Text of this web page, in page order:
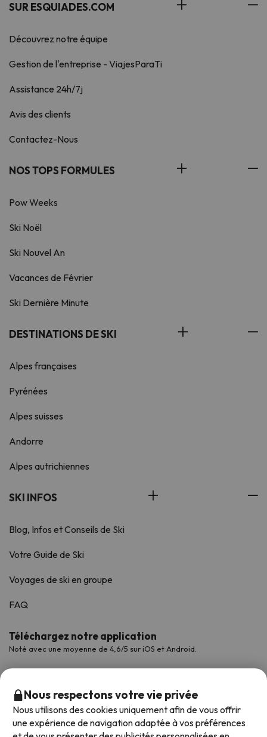
SUR ESQUIADES.COM
Découvrez notre équipe
Gestion de l'entreprise - ViajesParaTi
Assistance 24h/7j
Avis des clients
Contactez-Nous
NOS TOPS FORMULES
Pow Weeks
Ski Noël
Ski Nouvel An
Vacances de Février
Ski Dernière Minute
DESTINATIONS DE SKI
Alpes françaises
Pyrénées
Alpes suisses
Andorre
Alpes autrichiennes
SKI INFOS
Blog, Infos et Conseils de Ski
Votre Guide de Ski
Voyages de ski en groupe
FAQ
Téléchargez notre application
Noté avec une moyenne de 4,6/5 sur iOS et Android.
Nous respectons votre vie privée
Nous utilisons des cookies uniquement afin de vous offrir
une expérience de navigation adaptée à vos préférences